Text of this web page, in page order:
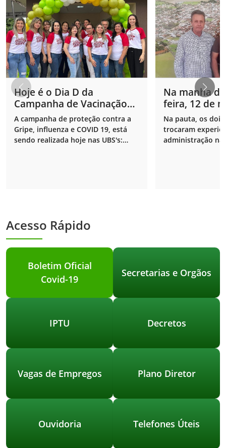
Hoje é o Dia D da
Campanha de Vacinação
contra Gripe, Influenza e
COVID 19.
A campanha de proteção contra a
Gripe, influenza e COVID 19, está
sendo realizada hoje nas UBS's:
Na manha
feira, 12 de
prefeito
Nascimento
visita do
Na pauta, os
trocaram
administração na
Acesso Rápido
Boletim Oficial
Covid-19
Secretarias e Orgãos
IPTU Decretos
Vagas de Empregos Plano Diretor
Ouvidoria Telefones Úteis